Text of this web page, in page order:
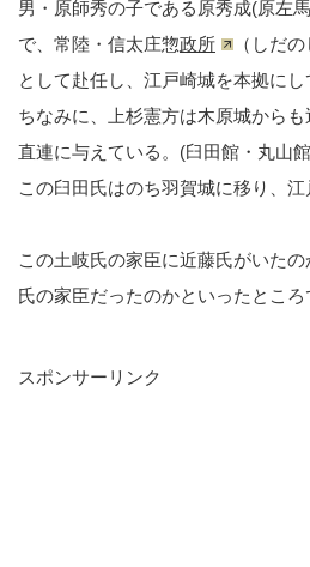
男・原師秀の子である原秀成(原左
で、常陸・信太庄惣政所
（しだの
として赴任し、江戸崎城を本拠にし
ちなみに、上杉憲方は木原城から
直連に与えている。(臼田館・丸山
この臼田氏はのち羽賀城に移り、江
この土岐氏の家臣に近藤氏がいた
氏の家臣だったのかといったところ
スポンサーリンク